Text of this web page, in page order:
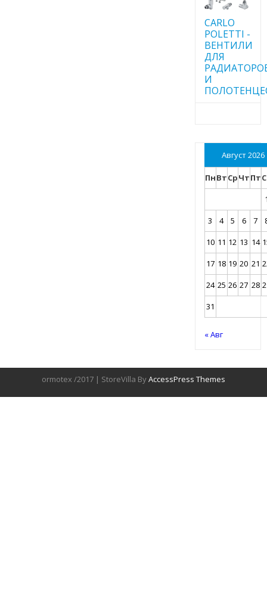
CARLO
POLETTI -
ВЕНТИЛИ
ДЛЯ
И
Август 2026
ПнВтСрЧтПт
3
4 5 6 7
10 11 12 13 14
17 18 19 20 21
24 25 26 27 28
31
« Авг
ormotex /2017 | StoreVilla ByAccessPress Themes